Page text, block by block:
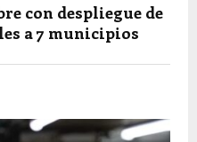
con despliegue de
a 7 municipios